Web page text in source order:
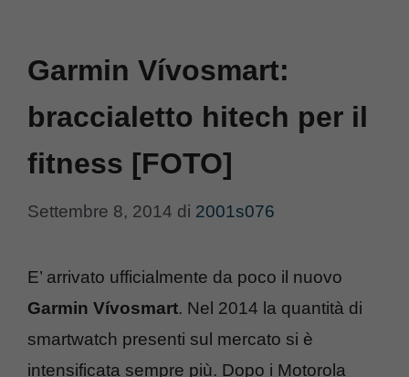
Garmin Vívosmart:
braccialetto hitech per il
fitness [FOTO]
Settembre 8, 2014 di 2001s076
E’ arrivato ufficialmente da poco il nuovo
Garmin Vívosmart. Nel 2014 la quantità di
smartwatch presenti sul mercato si è
intensificata sempre più. Dopo i Motorola